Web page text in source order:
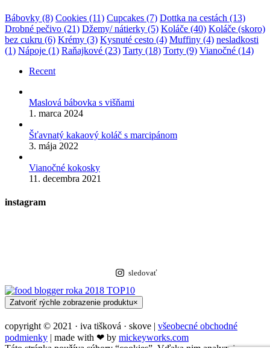
Bábovky (8) Cookies (11) Cupcakes (7) Dottka na cestách (13)
Drobné pečivo (21) Džemy/ nátierky (5) Koláče (40) Koláče (skoro)
bez cukru (6) Krémy (3) Kysnuté cesto (4) Muffiny (4) nesladkosti
(1) Nápoje (1) Raňajkové (23) Tarty (18) Torty (9) Vianočné (14)
Recent
Maslová bábovka s višňami
1. marca 2024
Šťavnatý kakaový koláč s marcipánom
3. mája 2022
Vianočné kokosky
11. decembra 2021
instagram
sledovať
Zatvoriť rýchle zobrazenie produktu×
copyright © 2021 · iva tišková · skove | všeobecné obchodné
podmienky | made with ❤︎ by mickeyworks.com